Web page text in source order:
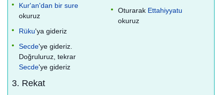
Kur'an'dan bir sure
okuruz
Rüku'ya gideriz
Secde'ye gideriz.
Doğruluruz, tekrar
Secde'ye gideriz
Oturarak Ettahiyyatu
okuruz
3. Rekat